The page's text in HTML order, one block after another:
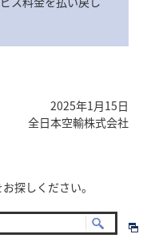
2025年1月15日
全日本空輸株式会社
探しください。